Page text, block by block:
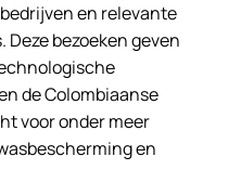
en relevante
bezoeken geven
de Colombiaanse
voor onder meer
en